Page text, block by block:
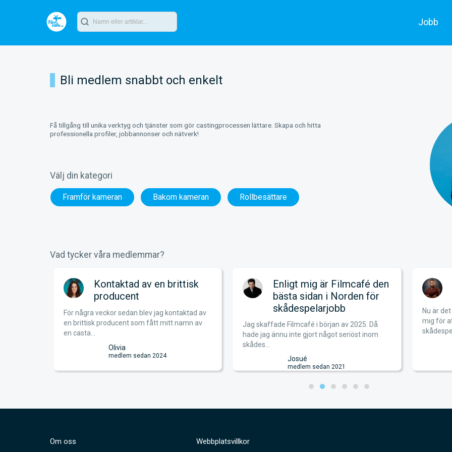
Jobb
Alla jobb
Bli medlem snabbt och enkelt
Få tillgång till unika verktyg och tjänster som gör castingprocessen lättare. Skapa och hitta
professionella profiler, jobbannonser och nätverk!
Välj din kategori
Framför kameran Bakom kameran Rollbesättare
Vad tycker våra medlemmar?
Kontaktad av en brittisk
producent
För några veckor sedan blev jag kontaktad av
en brittisk producent som fått mitt namn av
en casta...
Olivia
medlem sedan 2024
Enligt mig är Filmcafé den
bästa sidan i Norden för
skådespelarjobb
Jag skaffade Filmcafé i början av 2025. Då
hade jag ännu inte gjort något seriöst inom
skådes...
Josué
medlem sedan 2021
Nu är
mig för
Om oss Webbplatsvillkor